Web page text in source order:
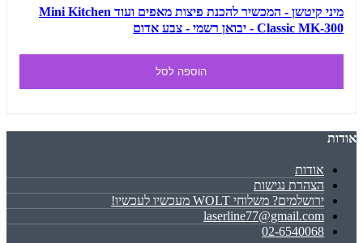
מיני קיטשן - המכשיר להכנת פיצות מאפים ועוד Mini Kitchen
Classic MK-300 - יבואן רשמי - צבע אדום
הוספה לסל
אודות
אודות
הצהרת נגישות
ירושלמים? משלוחי WOLT מעכשיו לעכשיו!
laserline77@gmail.com
02-6540068